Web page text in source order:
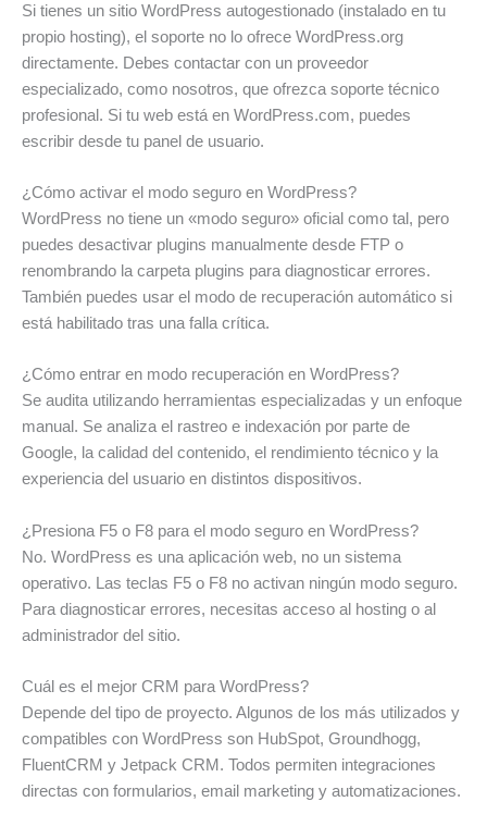
Si tienes un sitio WordPress autogestionado (instalado en tu
propio hosting), el soporte no lo ofrece WordPress.org
directamente. Debes contactar con un proveedor
especializado, como nosotros, que ofrezca soporte técnico
profesional. Si tu web está en WordPress.com, puedes
escribir desde tu panel de usuario.
¿Cómo activar el modo seguro en WordPress?
WordPress no tiene un «modo seguro» oficial como tal, pero
puedes desactivar plugins manualmente desde FTP o
renombrando la carpeta plugins para diagnosticar errores.
También puedes usar el modo de recuperación automático si
está habilitado tras una falla crítica.
¿Cómo entrar en modo recuperación en WordPress?
Se audita utilizando herramientas especializadas y un enfoque
manual. Se analiza el rastreo e indexación por parte de
Google, la calidad del contenido, el rendimiento técnico y la
experiencia del usuario en distintos dispositivos.
¿Presiona F5 o F8 para el modo seguro en WordPress?
No. WordPress es una aplicación web, no un sistema
operativo. Las teclas F5 o F8 no activan ningún modo seguro.
Para diagnosticar errores, necesitas acceso al hosting o al
administrador del sitio.
Cuál es el mejor CRM para WordPress?
Depende del tipo de proyecto. Algunos de los más utilizados y
compatibles con WordPress son HubSpot, Groundhogg,
FluentCRM y Jetpack CRM. Todos permiten integraciones
directas con formularios, email marketing y automatizaciones.